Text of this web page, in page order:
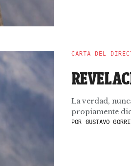
CARTA DEL
La verdad,
propiamente
POR GUSTAVO